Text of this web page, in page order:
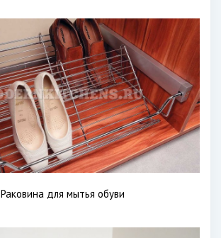
Раковина для мытья обуви